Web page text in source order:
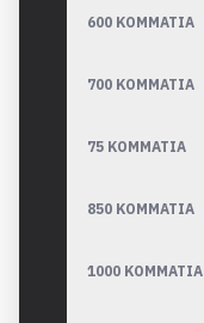
600 ΚΟΜΜΑΤΙΑ
700 ΚΟΜΜΑΤΙΑ
75 ΚΟΜΜΑΤΙΑ
850 ΚΟΜΜΑΤΙΑ
1000 ΚΟΜΜΑΤΙΑ